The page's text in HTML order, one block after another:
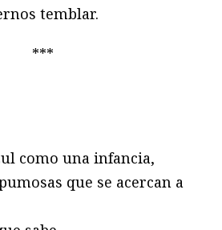
temblar.
***
como una infancia,
que se acercan a